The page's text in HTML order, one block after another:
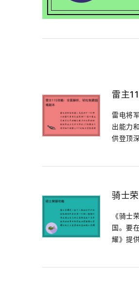
雷主
雷电将
出能力
供登顶
骑士
《骑士
国。要
耀》提